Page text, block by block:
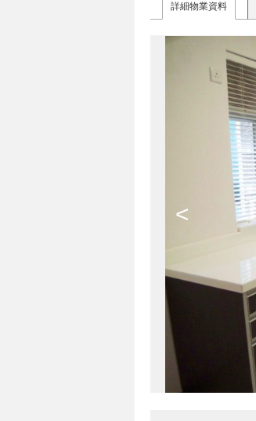
詳細物業資料
<